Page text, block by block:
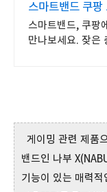
스마트밴드 쿠
스마트밴드, 쿠팡
만나보세요. 잦은
게이밍 관련 제품
밴드인 나부
기능이 있는 매력